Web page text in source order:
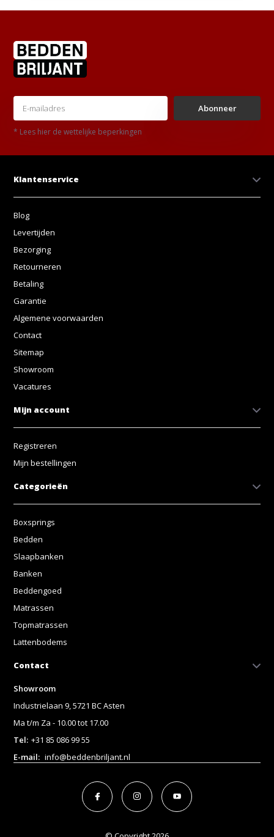
Abonneer
* Lees hier de wettelijke beperkingen
Klantenservice
Blog
Levertijden
Bezorging
Retourneren
Betaling
Garantie
Algemene voorwaarden
Contact
Sitemap
Showroom
Vacatures
Mijn account
Registreren
Mijn bestellingen
Categorieën
Boxsprings
Bedden
Slaapbanken
Banken
Beddengoed
Matrassen
Topmatrassen
Lattenbodems
Contact
Showroom
Industrielaan 9, 5721 BC Asten
Ma t/m Za - 10.00 tot 17.00
Tel: +31 85 086 99 55
E-mail: info@beddenbriljant.nl